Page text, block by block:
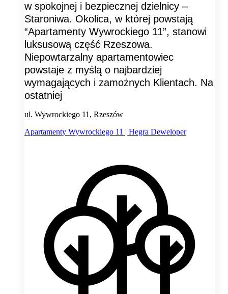
w spokojnej i bezpiecznej dzielnicy –
Staroniwa. Okolica, w której powstają
“Apartamenty Wywrockiego 11”, stanowi
luksusową część Rzeszowa.
Niepowtarzalny apartamentowiec
powstaje z myślą o najbardziej
wymagających i zamożnych Klientach. Na
ostatniej
ul. Wywrockiego 11, Rzeszów
Apartamenty Wywrockiego 11 | Hegra Deweloper